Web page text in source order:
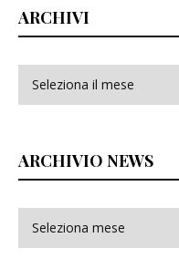
ARCHIVI
ARCHIVIO NEWS